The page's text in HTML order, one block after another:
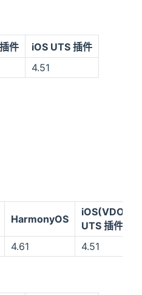
件
iOS UTS 插件
4.51
HarmonyOS
iOS(VDOM)
UTS 插件
4.61 4.51